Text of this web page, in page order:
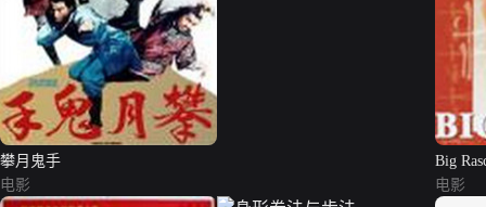
攀月鬼手
电影
Big
电影